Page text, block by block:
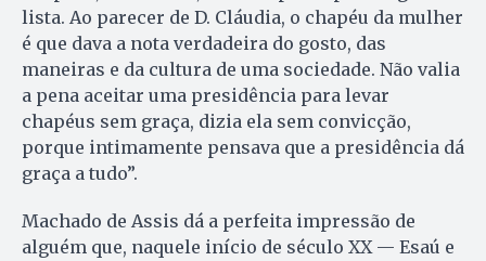
lista. Ao parecer de D. Cláudia, o chapéu da mulher
é que dava a nota verdadeira do gosto, das
maneiras e da cultura de uma sociedade. Não valia
a pena aceitar uma presidência para levar
chapéus sem graça, dizia ela sem convicção,
porque intimamente pensava que a presidência dá
graça a tudo”.
Machado de Assis dá a perfeita impressão de
alguém que, naquele início de século XX — Esaú e